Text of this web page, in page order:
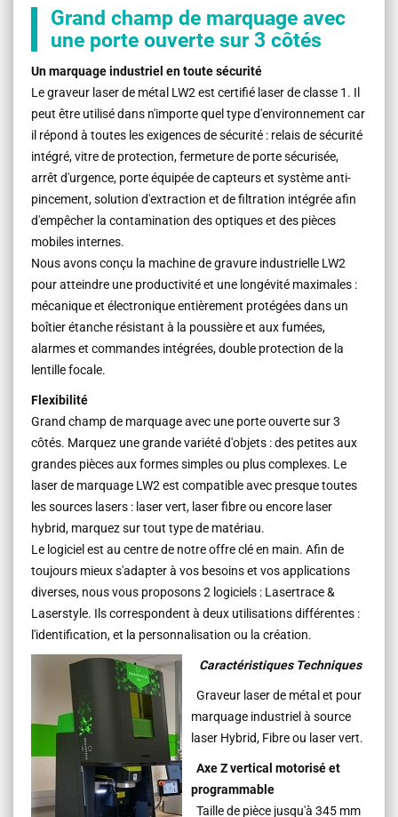
Grand champ de marquage avec
une porte ouverte sur 3 côtés
Un marquage industriel en toute sécurité
Le graveur laser de métal LW2 est certifié laser de classe 1. Il
peut être utilisé dans n'importe quel type d'environnement car
il répond à toutes les exigences de sécurité : relais de sécurité
intégré, vitre de protection, fermeture de porte sécurisée,
arrêt d'urgence, porte équipée de capteurs et système anti-
pincement, solution d'extraction et de filtration intégrée afin
d'empêcher la contamination des optiques et des pièces
mobiles internes.
Nous avons conçu la machine de gravure industrielle LW2
pour atteindre une productivité et une longévité maximales :
mécanique et électronique entièrement protégées dans un
boîtier étanche résistant à la poussière et aux fumées,
alarmes et commandes intégrées, double protection de la
lentille focale.
Flexibilité
Grand champ de marquage avec une porte ouverte sur 3
côtés. Marquez une grande variété d'objets : des petites aux
grandes pièces aux formes simples ou plus complexes. Le
laser de marquage LW2 est compatible avec presque toutes
les sources lasers : laser vert, laser fibre ou encore laser
hybrid, marquez sur tout type de matériau.
Le logiciel est au centre de notre offre clé en main. Afin de
toujours mieux s'adapter à vos besoins et vos applications
diverses, nous vous proposons 2 logiciels : Lasertrace &
Laserstyle. Ils correspondent à deux utilisations différentes :
l'identification, et la personnalisation ou la création.
Caractéristiques Techniques
Graveur laser de métal et pour
marquage industriel à source
laser Hybrid, Fibre ou laser vert.
Axe Z vertical motorisé et
programmable
Taille de pièce jusqu'à 345 mm